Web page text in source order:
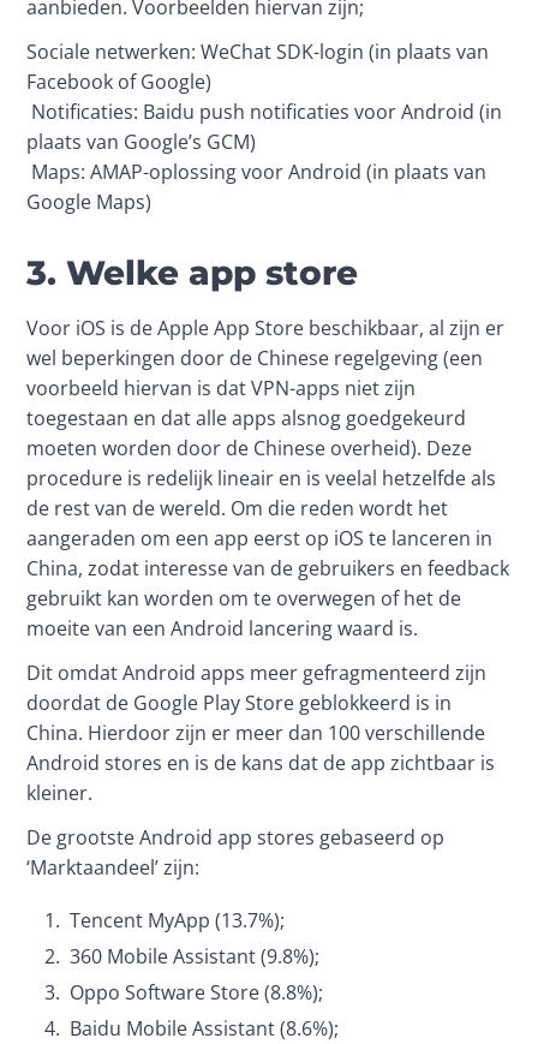
aanbieden. Voorbeelden hiervan zijn;
Sociale netwerken: WeChat SDK-login (in plaats van
Facebook of Google)
plaats van Google’s GCM)
Google Maps)
3. Welke app store
Voor iOS is de Apple App Store beschikbaar, al zijn er
wel beperkingen door de Chinese regelgeving (een
voorbeeld hiervan is dat VPN-apps niet zijn
toegestaan en dat alle apps alsnog goedgekeurd
moeten worden door de Chinese overheid). Deze
procedure is redelijk lineair en is veelal hetzelfde als
de rest van de wereld. Om die reden wordt het
aangeraden om een app eerst op iOS te lanceren in
China, zodat interesse van de gebruikers en feedback
gebruikt kan worden om te overwegen of het de
moeite van een Android lancering waard is.
Dit omdat Android apps meer gefragmenteerd zijn
doordat de Google Play Store geblokkeerd is in
China. Hierdoor zijn er meer dan 100 verschillende
Android stores en is de kans dat de app zichtbaar is
kleiner.
De grootste Android app stores gebaseerd op
‘Marktaandeel’ zijn:
Tencent MyApp (13.7%);
360 Mobile Assistant (9.8%);
Oppo Software Store (8.8%);
Baidu Mobile Assistant (8.6%);